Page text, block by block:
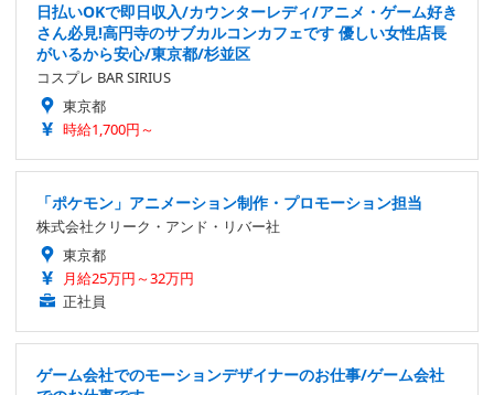
日払いOKで即日収入/カウンターレディ/アニメ・ゲーム好き
さん必見!高円寺のサブカルコンカフェです 優しい女性店長
がいるから安心/東京都/杉並区
コスプレ BAR SIRIUS
東京都
時給1,700円～
「ポケモン」アニメーション制作・プロモーション担当
株式会社クリーク・アンド・リバー社
東京都
月給25万円～32万円
正社員
ゲーム会社でのモーションデザイナーのお仕事/ゲーム会社